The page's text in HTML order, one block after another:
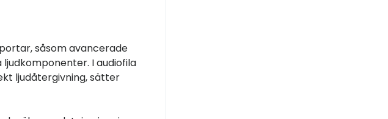
såsom avancerade
I audiofila
ljudåtergivning, sätter